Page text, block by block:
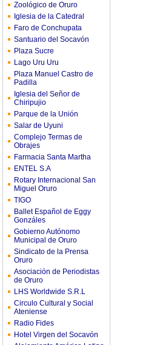
Zoológico de Oruro
Iglesia de la Catedral
Faro de Conchupata
Santuario del Socavón
Plaza Sucre
Lago Uru Uru
Plaza Manuel Castro de
Padilla
Iglesia del Señor de
Chiripujio
Parque de la Unión
Salar de Uyuni
Complejo Termas de
Obrajes
Farmacia Santa Martha
ENTEL S.A
Rotary Internacional San
Miguel Oruro
TIGO
Ballet Español de Eggy
Gonzáles
Gobierno Autónomo
Municipal de Oruro
Sindicato de la Prensa
Oruro
Asociación de Periodistas
de Oruro
LHS Worldwide S.R.L
Circulo Cultural y Social
Ateniense
Radio Fides
Hotel Virgen del Socavón